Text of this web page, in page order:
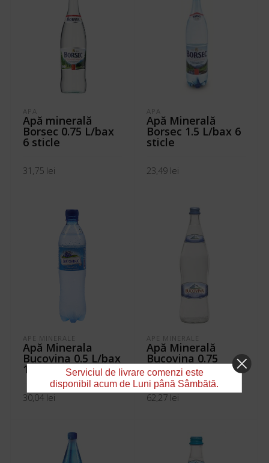
APA
Apă minerală
Borsec 0.75 L/bax
6 sticle
31,75 lei
APA
Apă Minerală
Borsec 1.5 L/bax 6
sticle
23,49 lei
APE MINERALE
Apă Minerala
Bucovina 0.5 L/bax
12 sticle
30,04 lei
APE MINERALE
Apă Minerală
Bucovina 0.75
L/bax 12 sticle
62,27 lei
Serviciul de livrare comenzi este
disponibil acum de Luni până Sâmbătă.